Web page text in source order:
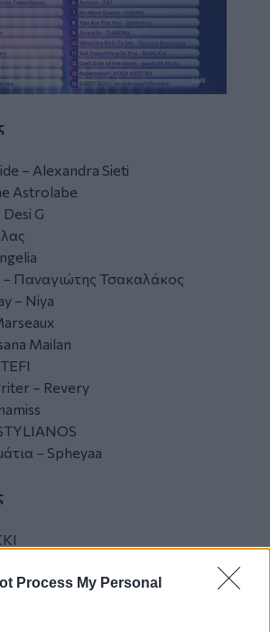
Process My Personal
– Alexandra Sieti
Astrolabe
G
– Παναγιώτης Τσακαλάκος
– Niya
Mailan
– Revery
– Spheyaa
the Sun (A, E, I, O, U) – Μαρίκα